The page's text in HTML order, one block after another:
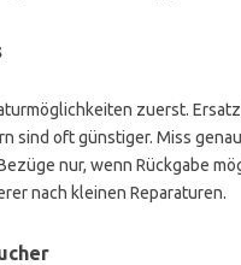
zuerst.
sind oft günstiger. Miss
nur, wenn Rückgabe
nach kleinen Reparaturen.